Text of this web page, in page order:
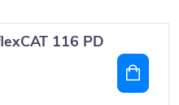
116 PD